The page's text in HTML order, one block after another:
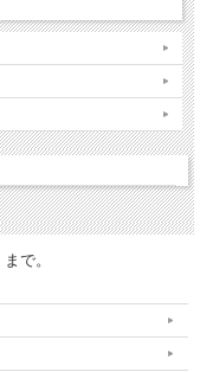
まで。